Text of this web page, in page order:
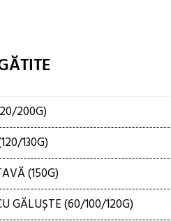
200G)
130G)
(150G)
GĂLUȘTE (60/100/120G)